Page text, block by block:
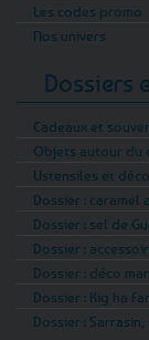
Les codes promo
Nos univers
Dossiers
Cadeaux et
Objets autour du
Ustensiles et
Dossier : caramel
Dossier : sel de
Dossier :
Dossier : déco
Dossier : Kig ha
Dossier :